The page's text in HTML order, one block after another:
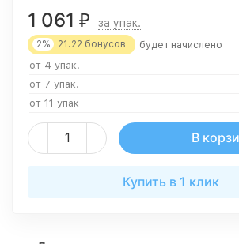
1 061 ₽ за упак.
2% 21.22 бонусов будет начислено
от 4 упак.
от 7 упак.
от 11 упак
В
Купить в 1 клик